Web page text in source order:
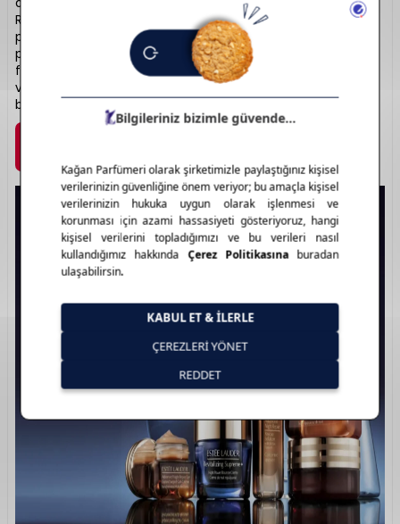
Repair” serisi anti-aging alanında ikonikleşmiştir. Makyaj,
parfüm ve bakım ürünlerinde bilimsel yeniliklerle dolu bir
portföy sunar. Zarif şişe tasarımları ve yüksek performanslı
formülleriyle ayrıcalıklı bir deneyim sağlar. Kaliteli, güvenilir
ve etkili bakım arayanlar için ideal bir seçimdir. Güzelliğin
bilimle buluştuğu yer: Estee Lauder.